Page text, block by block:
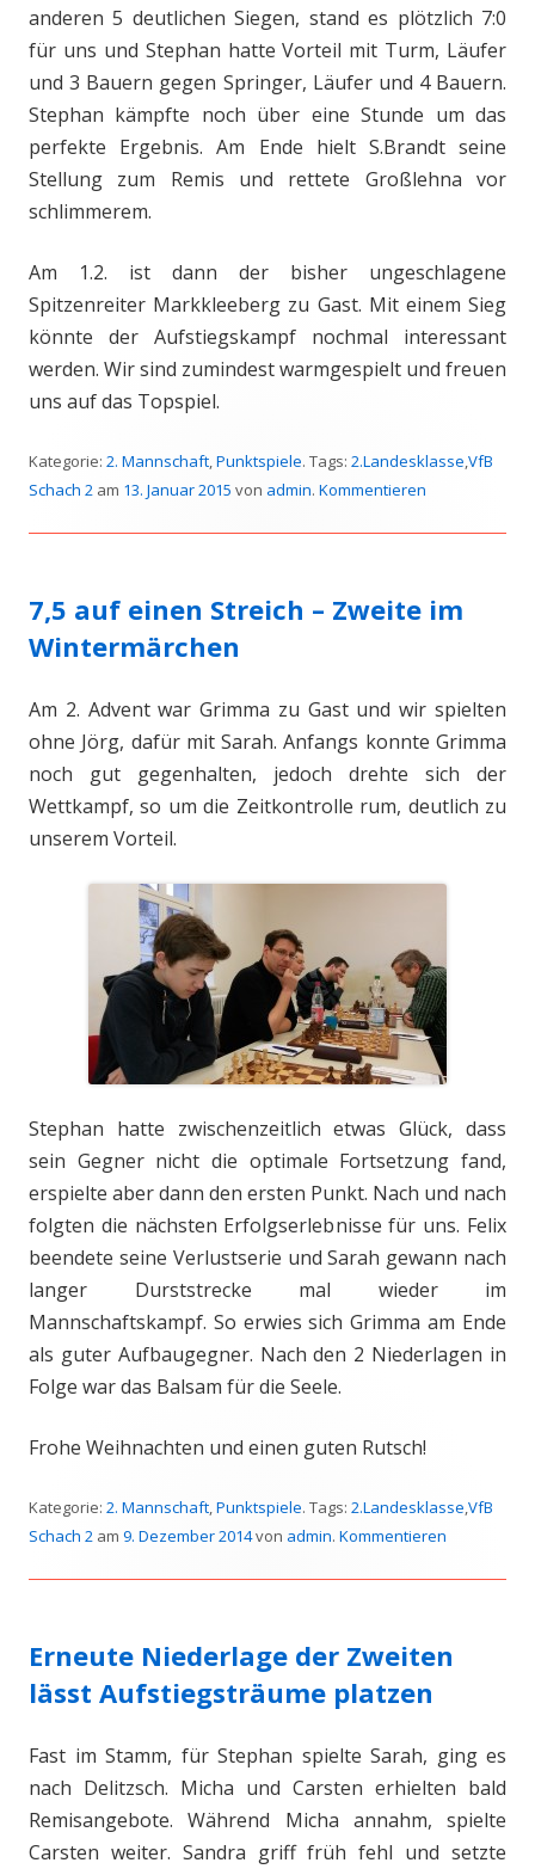
anderen 5 deutlichen Siegen, stand es plötzlich 7:0
für uns und Stephan hatte Vorteil mit Turm, Läufer
und 3 Bauern gegen Springer, Läufer und 4 Bauern.
Stephan kämpfte noch über eine Stunde um das
perfekte Ergebnis. Am Ende hielt S.Brandt seine
Stellung zum Remis und rettete Großlehna vor
schlimmerem.
Am 1.2. ist dann der bisher ungeschlagene
Spitzenreiter Markkleeberg zu Gast. Mit einem Sieg
könnte der Aufstiegskampf nochmal interessant
werden. Wir sind zumindest warmgespielt und freuen
uns auf das Topspiel.
Kategorie: 2. Mannschaft,Punktspiele. Tags: 2.Landesklasse,VfB
Schach 2 am 13. Januar 2015 von admin. Kommentieren
7,5 auf einen Streich – Zweite im
Wintermärchen
Am 2. Advent war Grimma zu Gast und wir spielten
ohne Jörg, dafür mit Sarah. Anfangs konnte Grimma
noch gut gegenhalten, jedoch drehte sich der
Wettkampf, so um die Zeitkontrolle rum, deutlich zu
unserem Vorteil.
Stephan hatte zwischenzeitlich etwas Glück, dass
sein Gegner nicht die optimale Fortsetzung fand,
erspielte aber dann den ersten Punkt. Nach und nach
folgten die nächsten Erfolgserlebnisse für uns. Felix
beendete seine Verlustserie und Sarah gewann nach
langer Durststrecke mal wieder im
Mannschaftskampf. So erwies sich Grimma am Ende
als guter Aufbaugegner. Nach den 2 Niederlagen in
Folge war das Balsam für die Seele.
Frohe Weihnachten und einen guten Rutsch!
Kategorie: 2. Mannschaft,Punktspiele. Tags: 2.Landesklasse,VfB
Schach 2 am 9. Dezember 2014von admin. Kommentieren
Erneute Niederlage der Zweiten
lässt Aufstiegsträume platzen
Fast im Stamm, für Stephan spielte Sarah, ging es
nach Delitzsch. Micha und Carsten erhielten bald
Remisangebote. Während Micha annahm, spielte
Carsten weiter. Sandra griff früh fehl und setzte